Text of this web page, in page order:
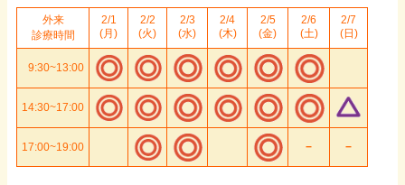
外来
診療時間
2/1
(月)
2/2
(火)
2/3
(水)
2/4
(木)
2/5
(金)
2/6
(土)
2/7
(日)
9:30~13:00
14:30~17:00
17:00~19:00 − −